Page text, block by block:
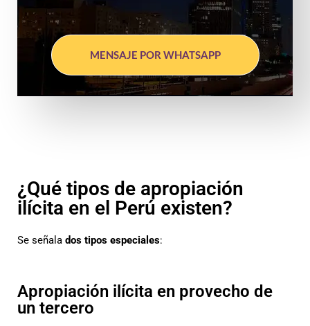
MENSAJE POR WHATSAPP
¿Qué tipos de apropiación
ilícita en el Perú existen?
Se señala dos tipos especiales:
Apropiación ilícita en provecho de
un tercero